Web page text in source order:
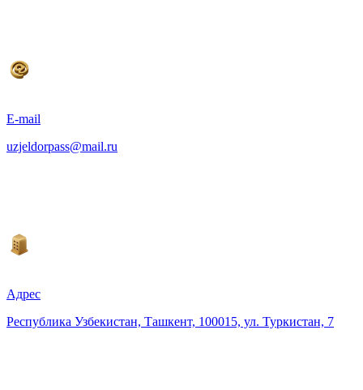
E-mail
uzjeldorpass@mail.ru
Адрес
Республика Узбекистан, Ташкент, 100015, ул. Туркистан, 7